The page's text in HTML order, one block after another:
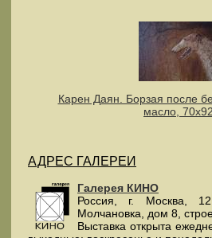
Карен Даян. Борзая после
масло, 70х92
АДРЕС ГАЛЕРЕИ
Галерея КИНО
Россия , г. Москва
Молчановка, дом 8,
Выставка открыта